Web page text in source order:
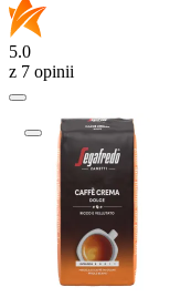
5.0
z 7 opinii